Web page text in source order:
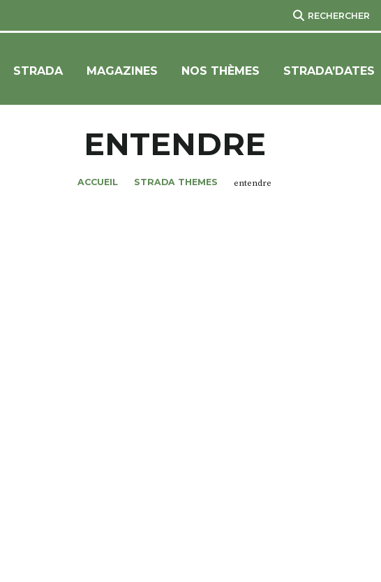
RECHERCHER
STRADA MAGAZINES NOS THÈMES STRADA’DATES
ENTENDRE
ACCUEIL STRADA THEMES entendre